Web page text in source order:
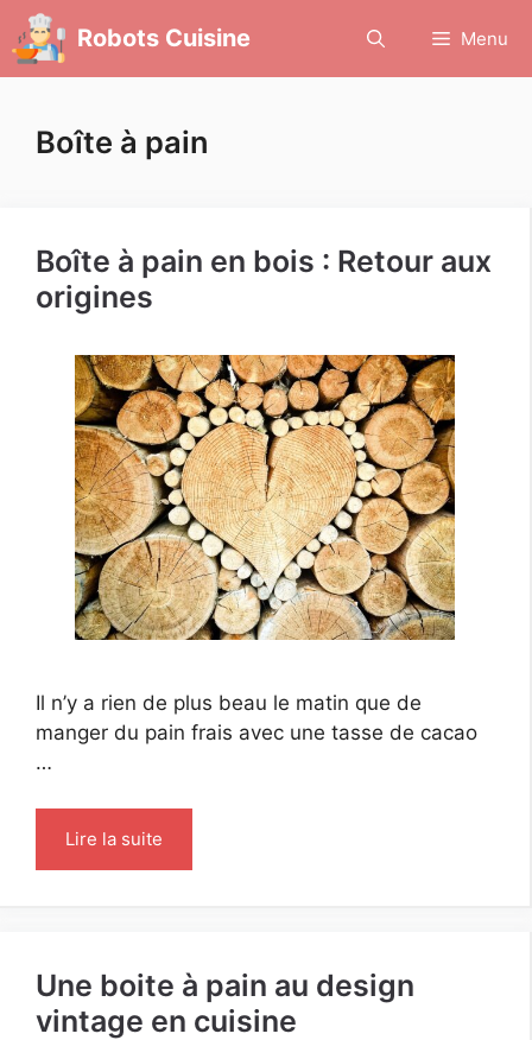
Aller
au
contenu
Robots Cuisine Menu
Boîte à pain
Boîte à pain en bois : Retour aux
origines
Il n’y a rien de plus beau le matin que de
manger du pain frais avec une tasse de cacao
…
Lire la suite
Une boite à pain au design
vintage en cuisine